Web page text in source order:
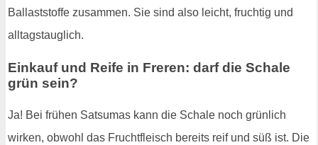
Ballaststoffe zusammen. Sie sind also leicht, fruchtig und
alltagstauglich.
Einkauf und Reife in Freren: darf die Schale
grün sein?
Ja! Bei frühen Satsumas kann die Schale noch grünlich
wirken, obwohl das Fruchtfleisch bereits reif und süß ist. Die